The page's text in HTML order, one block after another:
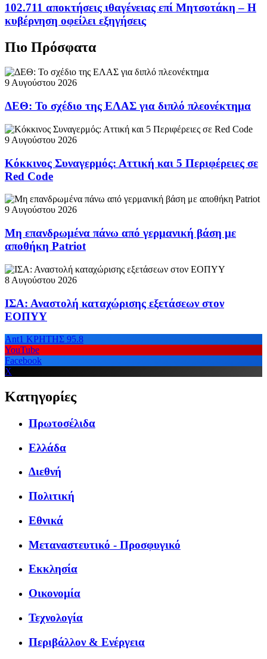
102.711 αποκτήσεις ιθαγένειας επί Μητσοτάκη – Η
κυβέρνηση οφείλει εξηγήσεις
Πιο Πρόσφατα
9 Αυγούστου 2026
ΔΕΘ: Το σχέδιο της ΕΛΑΣ για διπλό πλεονέκτημα
9 Αυγούστου 2026
Κόκκινος Συναγερμός: Αττική και 5 Περιφέρειες σε
Red Code
9 Αυγούστου 2026
Μη επανδρωμένα πάνω από γερμανική βάση με
αποθήκη Patriot
8 Αυγούστου 2026
ΙΣΑ: Αναστολή καταχώρισης εξετάσεων στον
ΕΟΠΥΥ
Ant1 ΚΡΗΤΗΣ 95.8
YouTube
Facebook
X
Κατηγορίες
Πρωτοσέλιδα
Ελλάδα
Διεθνή
Πολιτική
Εθνικά
Μεταναστευτικό - Προσφυγικό
Εκκλησία
Οικονομία
Τεχνολογία
Περιβάλλον & Ενέργεια